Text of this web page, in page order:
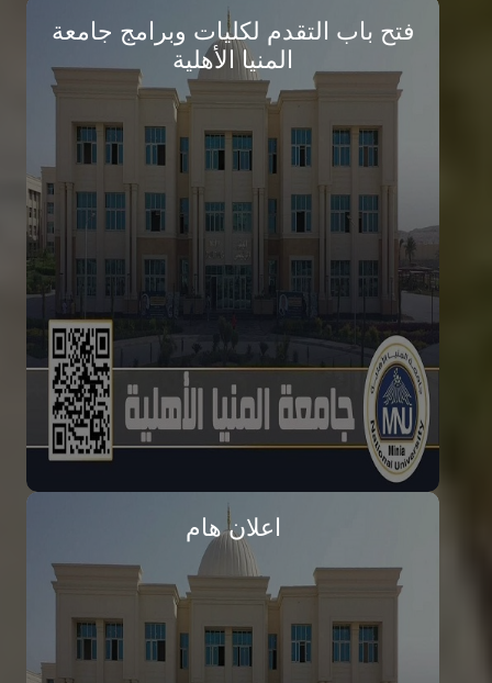
المصروفات الدراسية للعام الجامعي
2026 / 2027
تفاصيل الخبر
فتح باب التقدم لكليات وبرامج جامعة
المنيا الأهلية
اعلان هام